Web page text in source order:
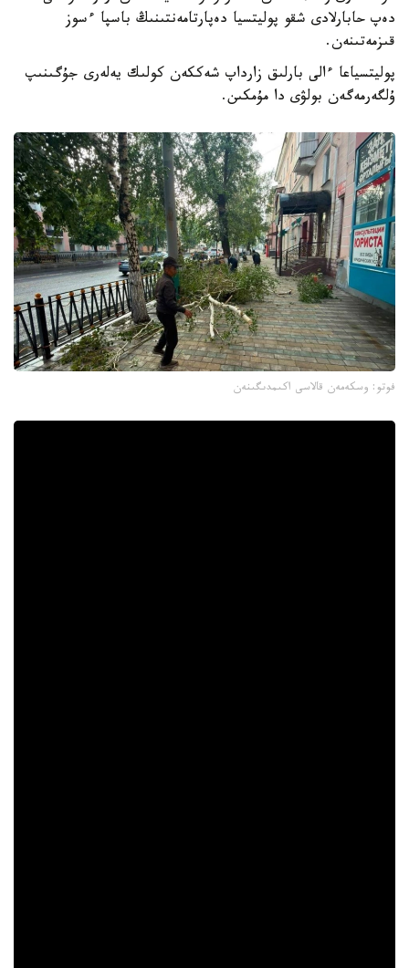
دەپ حابارلادى شقو پوليتسيا دەپارتامەنتىنىڭ باسپا ءسوز
قىزمەتىنەن.
پوليتسياعا ءالى بارلىق زارداپ شەككەن كولىك يەلەرى جۇگىنىپ
ۇلگەرمەگەن بولۋى دا مۇمكىن.
فوتو: وسكەمەن قالاسى اكىمدىگىنەن